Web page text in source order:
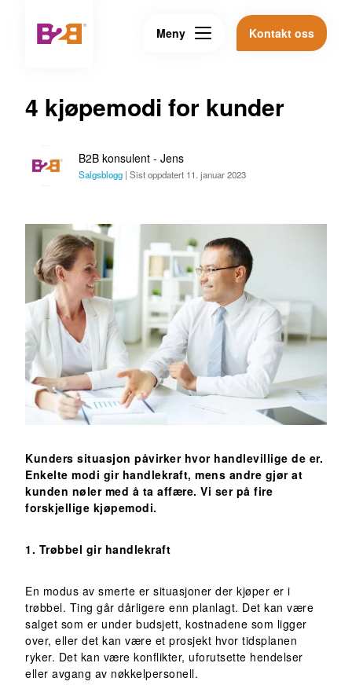
Meny Kontakt oss
4 kjøpemodi for kunder
B2B konsulent - Jens
Salgsblogg | Sist oppdatert 11. januar 2023
Kunders situasjon påvirker hvor handlevillige de er.
Enkelte modi gir handlekraft, mens andre gjør at
kunden nøler med å ta affære. Vi ser på fire
forskjellige kjøpemodi.
1. Trøbbel gir handlekraft
En modus av smerte er situasjoner der kjøper er i
trøbbel. Ting går dårligere enn planlagt. Det kan være
salget som er under budsjett, kostnadene som ligger
over, eller det kan være et prosjekt hvor tidsplanen
ryker. Det kan være konflikter, uforutsette hendelser
eller avgang av nøkkelpersonell.